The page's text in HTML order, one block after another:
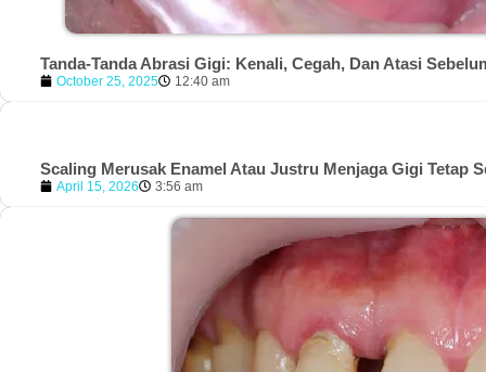
Tanda-Tanda Abrasi Gigi: Kenali, Cegah, Dan Atasi
October 25, 2025 12:40 am
Scaling Merusak Enamel Atau Justru Menjaga Gigi Tetap
April 15, 2026 3:56 am